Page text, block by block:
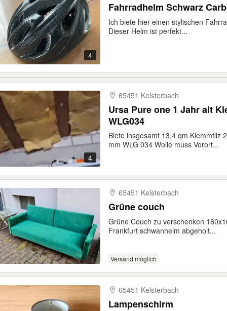
4
Fahrradhelm Schwarz
Ich biete hier einen stylischen
Dieser Helm ist perfekt...
4
65451 Kelsterbach
Ursa Pure one 1 Jahr alt
WLG034
Biete insgesamt 13,4 qm Klemmfilz
mm WLG 034 Wolle muss Vorort...
65451 Kelsterbach
Grüne couch
Grüne Couch zu verschenken
Frankfurt schwanheim abgeholt...
Versand möglich
65451 Kelsterbach
Lampenschirm